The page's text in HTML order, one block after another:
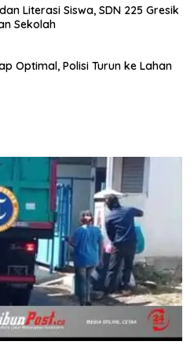
Literasi Siswa, SDN 225 Gresik
Sekolah
Optimal, Polisi Turun ke Lahan